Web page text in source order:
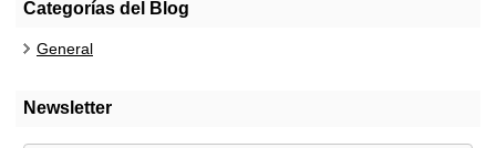
Categorías del Blog
General
Newsletter